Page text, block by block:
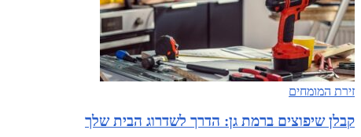
זירת המומחים
קבלן שיפוצים ברמת גן: הדרך לשדרוג הבית שלך